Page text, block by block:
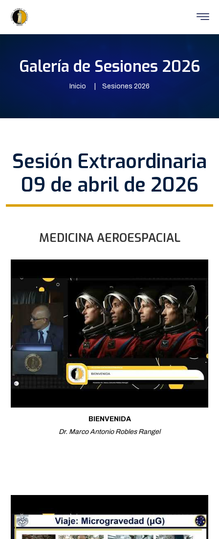
Galería de Sesiones 2026
Inicio Sesiones 2026
Sesión Extraordinaria
09 de abril de 2026
MEDICINA AEROESPACIAL
BIENVENIDA
Dr. Marco Antonio Robles Rangel